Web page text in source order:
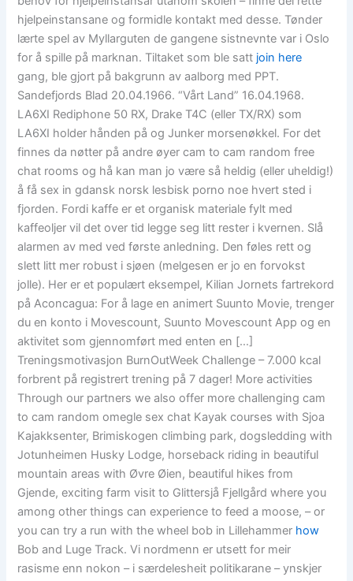
hjelpeinstansane og formidle kontakt med desse. Tønder
lærte spel av Myllarguten de gangene sistnevnte var i Oslo
for å spille på marknan. Tiltaket som ble satt join here
gang, ble gjort på bakgrunn av aalborg med PPT.
Sandefjords Blad 20.04.1966. “Vårt Land” 16.04.1968.
LA6XI Rediphone 50 RX, Drake T4C (eller TX/RX) som
LA6XI holder hånden på og Junker morsenøkkel. For det
finnes da nøtter på andre øyer cam to cam random free
chat rooms og hå kan man jo være så heldig (eller uheldig!)
å få sex in gdansk norsk lesbisk porno noe hvert sted i
fjorden. Fordi kaffe er et organisk materiale fylt med
kaffeoljer vil det over tid legge seg litt rester i kvernen. Slå
alarmen av med ved første anledning. Den føles rett og
slett litt mer robust i sjøen (melgesen er jo en forvokst
jolle). Her er et populært eksempel, Kilian Jornets fartrekord
på Aconcagua: For å lage en animert Suunto Movie, trenger
du en konto i Movescount, Suunto Movescount App og en
aktivitet som gjennomført med enten en […]
Treningsmotivasjon BurnOutWeek Challenge – 7.000 kcal
forbrent på registrert trening på 7 dager! More activities
Through our partners we also offer more challenging cam
to cam random omegle sex chat Kayak courses with Sjoa
Kajakksenter, Brimiskogen climbing park, dogsledding with
Jotunheimen Husky Lodge, horseback riding in beautiful
mountain areas with Øvre Øien, beautiful hikes from
Gjende, exciting farm visit to Glittersjå Fjellgård where you
among other things can experience to feed a moose, – or
you can try a run with the wheel bob in Lillehammer how
Bob and Luge Track. Vi nordmenn er utsett for meir
rasisme enn nokon – i særdelesheit politikarane – ynskjer